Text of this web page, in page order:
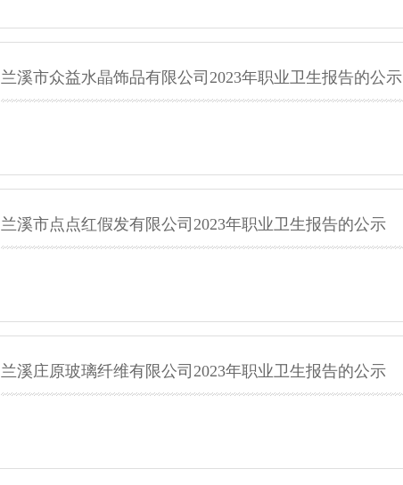
兰溪市众益水晶饰品有限公司2023年职业卫生报告的公示
兰溪市点点红假发有限公司2023年职业卫生报告的公示
兰溪庄原玻璃纤维有限公司2023年职业卫生报告的公示